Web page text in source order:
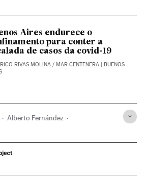
Aires endurece o
para conter a
de casos da covid-19
RIVAS MOLINA / MAR CENTENERA | BUENOS
Alberto Fernández
covid-19